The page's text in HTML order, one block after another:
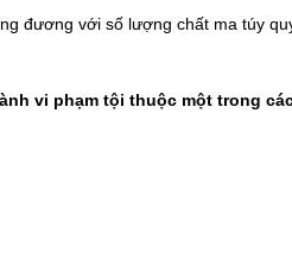
đương với số lượng chất ma túy
vi phạm tội thuộc một trong